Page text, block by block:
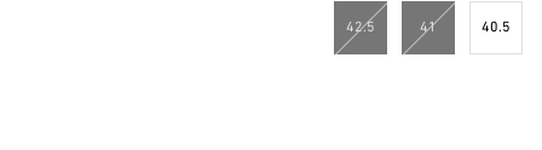
40.5
41
42.5